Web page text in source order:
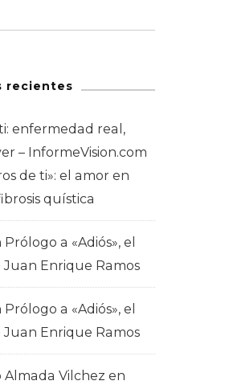
recientes
enfermedad real,
– InformeVision.com
de ti»: el amor en
quística
Prólogo a «Adiós», el
Enrique Ramos
Prólogo a «Adiós», el
Enrique Ramos
Almada Vilchez en